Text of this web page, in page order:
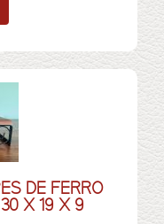
DE FERRO
X 19 X 9